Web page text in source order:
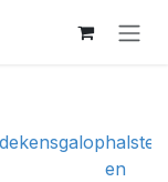
dekensgalop
en